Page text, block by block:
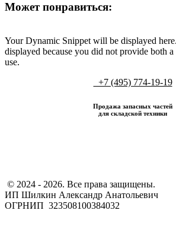
Может понравиться:
Your Dynamic Snippet will be displayed
displayed because you did not provide both
use.
+7 (495) 774-19-19
Продажа запасных частей
для складской техники
​ © 2024 - 2026. Все права защищены.
ИП Шилкин Александр Анатольевич
ОГРНИП 323508100384032